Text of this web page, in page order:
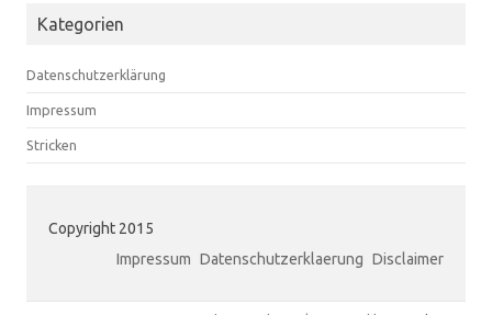
Kategorien
Datenschutzerklärung
Impressum
Stricken
Copyright 2015
Impressum Datenschutzerklaerung Disclaimer